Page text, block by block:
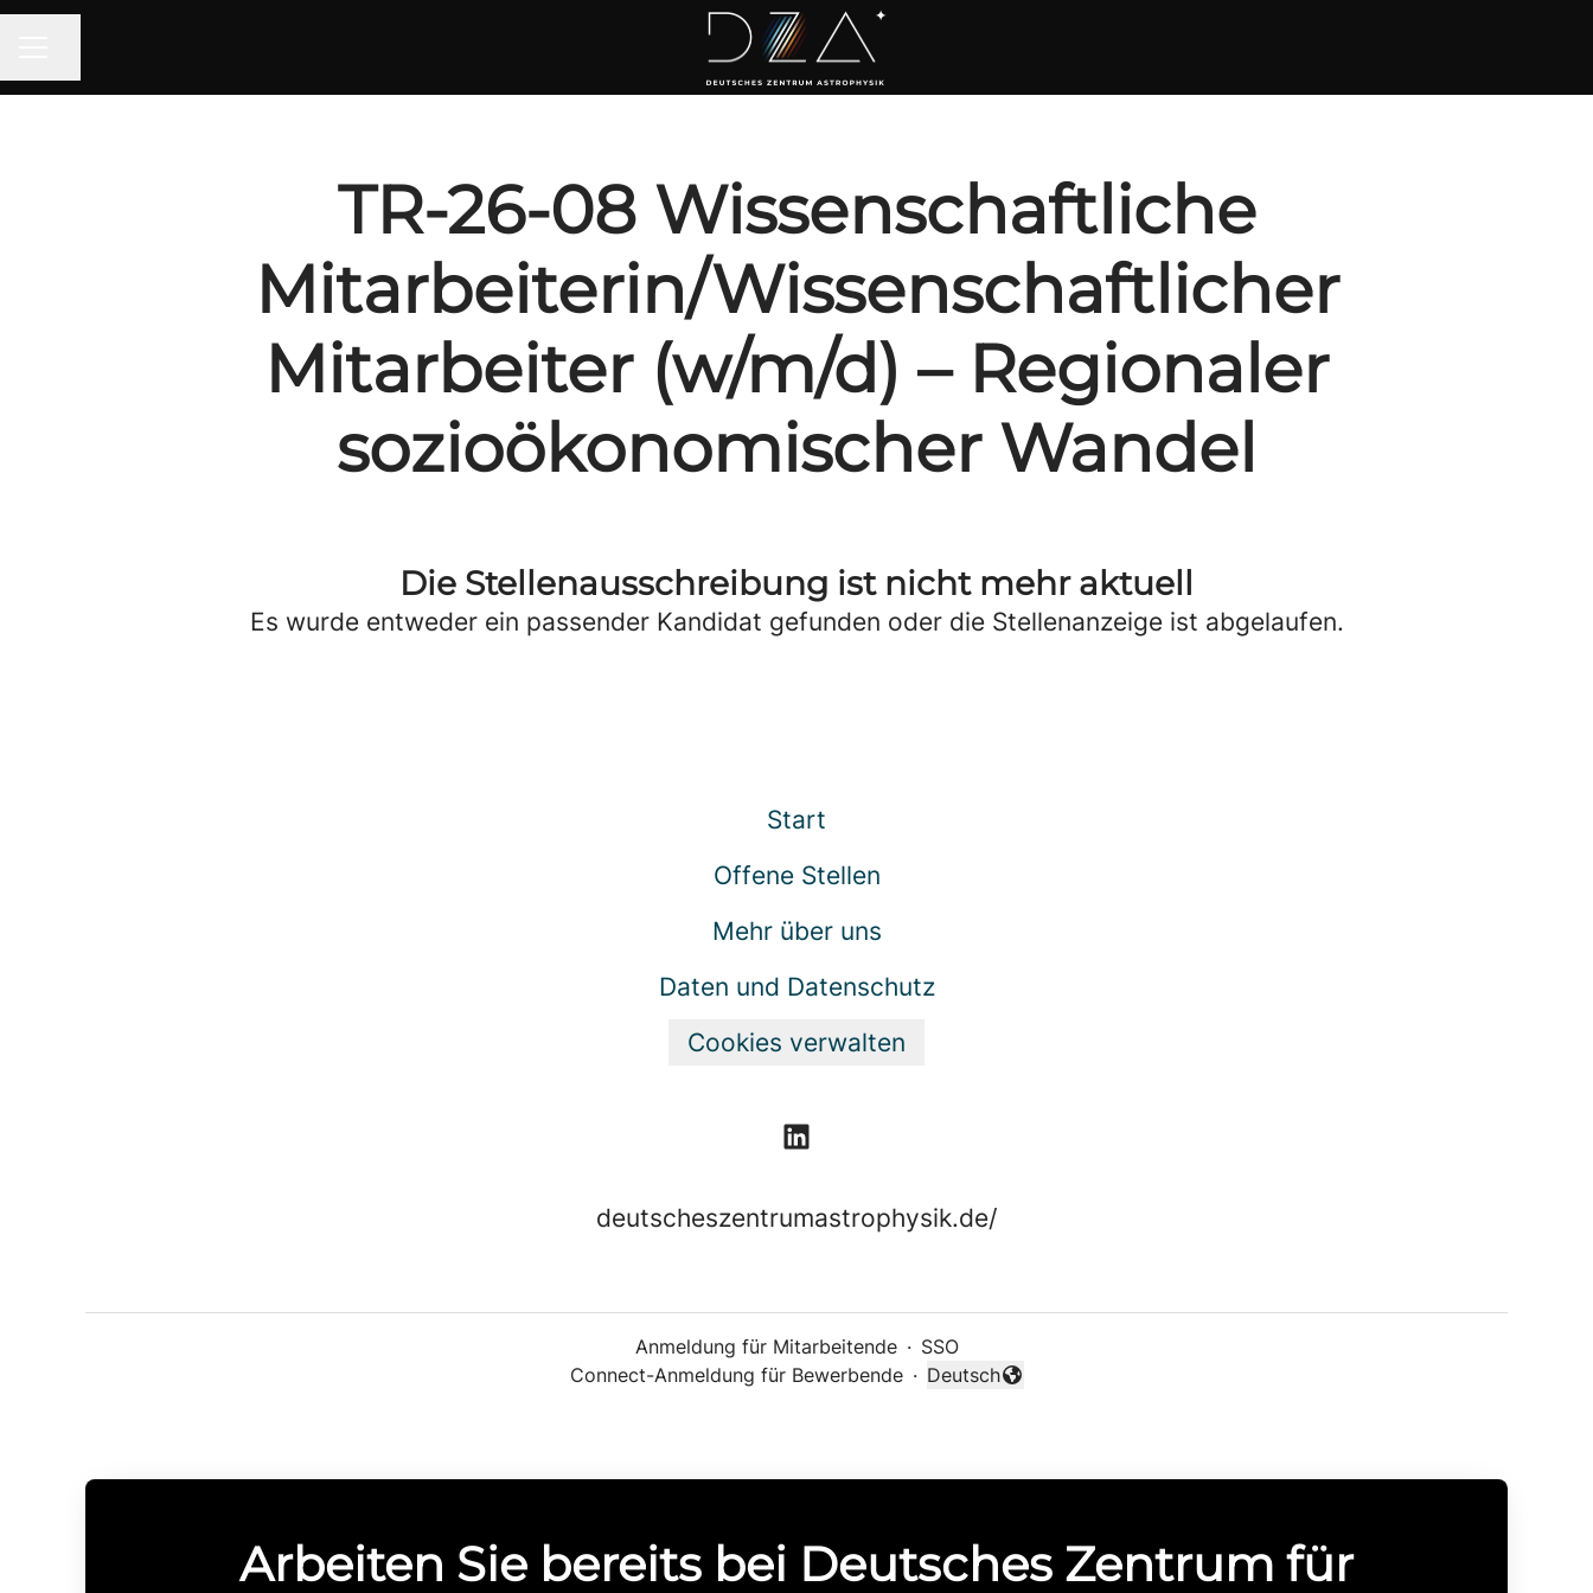
TR-26-08 Wissenschaftliche
Mitarbeiterin/Wissenschaftlicher
Mitarbeiter (w/m/d) – Regionaler
sozioökonomischer Wandel
Die Stellenausschreibung ist nicht mehr aktuell
Es wurde entweder ein passender Kandidat gefunden oder die Stellenanzeige ist abgelaufen.
Start
Offene Stellen
Mehr über uns
Daten und Datenschutz
Cookies verwalten
deutscheszentrumastrophysik.de/
Anmeldung für Mitarbeitende · SSO
Connect-Anmeldung für Bewerbende ·
Sprache ändern
Deutsch
Arbeiten Sie bereits bei Deutsches Zentrum für